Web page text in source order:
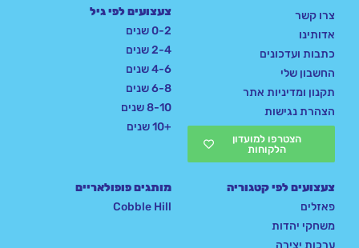
צרו קשר
אדותינו
כתבות ועדכונים
החשבון שלי
תקנון ומדיניות אתר
הצהרת נגישות
הצטרפו למועדון
הלקוחות
צעצועים לפי גיל
0-2 שנים
2-4 שנים
4-6 שנים
6-8 שנים
8-10 שנים
+10 שנים
צעצועים לפי קטגוריה
פאזלים
משחקי יהדות
ערכות יצירה
מותגים פופולאריים
Cobble Hill